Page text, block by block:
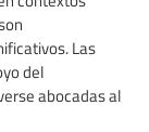
Las
del
abocadas al